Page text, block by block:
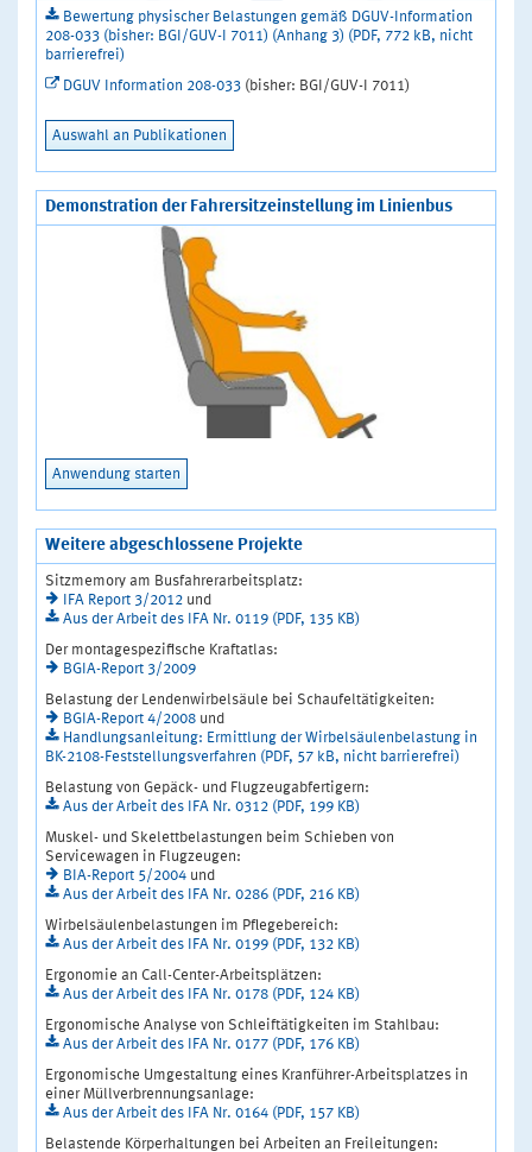
Bewertung physischer Belastungen gemäß DGUV-Information
208-033 (bisher: BGI/GUV-I 7011) (Anhang 3) (PDF, 772 kB, nicht
barrierefrei)
DGUV Information 208-033 (bisher: BGI/GUV-I 7011)
Auswahl an Publikationen
Demonstration der Fahrersitzeinstellung im Linienbus
Anwendung starten
Weitere abgeschlossene Projekte
Sitzmemory am Busfahrerarbeitsplatz:
IFA Report 3/2012 und
Aus der Arbeit des IFA Nr. 0119 (PDF, 135 KB)
Der montagespezifische Kraftatlas:
BGIA-Report 3/2009
Belastung der Lendenwirbelsäule bei Schaufeltätigkeiten:
BGIA-Report 4/2008 und
Handlungsanleitung: Ermittlung der Wirbelsäulenbelastung in
BK-2108-Feststellungsverfahren (PDF, 57 kB, nicht barrierefrei)
Belastung von Gepäck- und Flugzeugabfertigern:
Aus der Arbeit des IFA Nr. 0312 (PDF, 199 KB)
Muskel- und Skelettbelastungen beim Schieben von
Servicewagen in Flugzeugen:
BIA-Report 5/2004 und
Aus der Arbeit des IFA Nr. 0286 (PDF, 216 KB)
Wirbelsäulenbelastungen im Pflegebereich:
Aus der Arbeit des IFA Nr. 0199 (PDF, 132 KB)
Ergonomie an Call-Center-Arbeitsplätzen:
Aus der Arbeit des IFA Nr. 0178 (PDF, 124 KB)
Ergonomische Analyse von Schleiftätigkeiten im Stahlbau:
Aus der Arbeit des IFA Nr. 0177 (PDF, 176 KB)
Ergonomische Umgestaltung eines Kranführer-Arbeitsplatzes in
einer Müllverbrennungsanlage:
Aus der Arbeit des IFA Nr. 0164 (PDF, 157 KB)
Belastende Körperhaltungen bei Arbeiten an Freileitungen: